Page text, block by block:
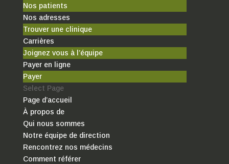
Nos patients
Nos adresses
Trouver une clinique
Carrières
Joignez vous à l’équipe
Payer en ligne
Payer
Select Page
Page d’accueil
À propos de
Qui nous sommes
Notre équipe de direction
Rencontrez nos médecins
Comment référer